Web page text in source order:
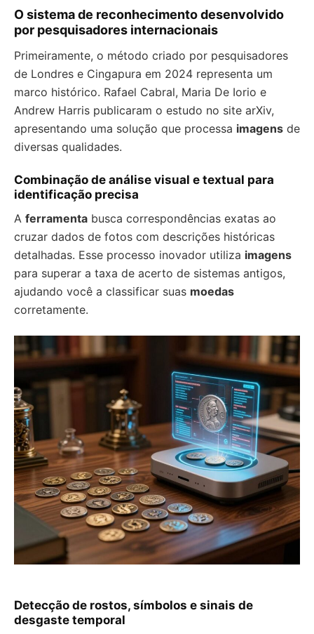
O sistema de reconhecimento desenvolvido
por pesquisadores internacionais
Primeiramente, o método criado por pesquisadores
de Londres e Cingapura em 2024 representa um
marco histórico. Rafael Cabral, Maria De Iorio e
Andrew Harris publicaram o estudo no site arXiv,
apresentando uma solução que processa imagens de
diversas qualidades.
Combinação de análise visual e textual para
identificação precisa
A ferramenta busca correspondências exatas ao
cruzar dados de fotos com descrições históricas
detalhadas. Esse processo inovador utiliza imagens
para superar a taxa de acerto de sistemas antigos,
ajudando você a classificar suas moedas
corretamente.
Detecção de rostos, símbolos e sinais de
desgaste temporal